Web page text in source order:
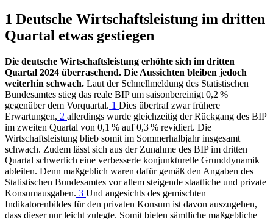
1 Deutsche Wirtschaftsleistung im dritten
Quartal etwas gestiegen
Die deutsche Wirtschaftsleistung erhöhte sich im dritten
Quartal 2024 überraschend. Die Aussichten bleiben jedoch
weiterhin schwach. Laut der Schnellmeldung des Statistischen
Bundesamtes stieg das reale BIPum saisonbereinigt 0,2 %
gegenüber dem Vorquartal. 1 Dies übertraf zwar frühere
Erwartungen, 2 allerdings wurde gleichzeitig der Rückgang des BIP
im zweiten Quartal von 0,1 % auf 0,3 % revidiert. Die
Wirtschaftsleistung blieb somit im Sommerhalbjahr insgesamt
schwach. Zudem lässt sich aus der Zunahme des BIPim dritten
Quartal schwerlich eine verbesserte konjunkturelle Grunddynamik
ableiten. Denn maßgeblich waren dafür gemäß den Angaben des
Statistischen Bundesamtes vor allem steigende staatliche und private
Konsumausgaben. 3 Und angesichts des gemischten
Indikatorenbildes für den privaten Konsum ist davon auszugehen,
dass dieser nur leicht zulegte. Somit bieten sämtliche maßgebliche